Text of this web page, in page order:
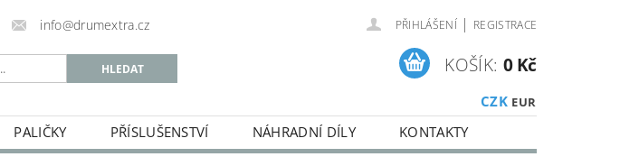
info@drumextra.cz PŘIHLÁŠENÍ | REGISTRACE
CZK EUR
KOŠÍK: 0 Kč
PALIČKY PŘÍSLUŠENSTVÍ NÁHRADNÍ DÍLY KONTAKTY